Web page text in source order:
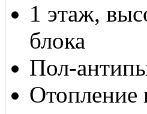
1 этаж,
блока
Пол-
Отопление